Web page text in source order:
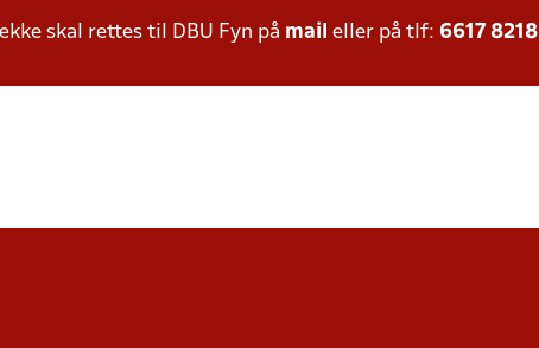
skal rettes til DBU Fyn på mail eller på tlf: 6617 8218